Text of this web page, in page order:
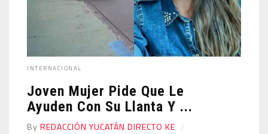
INTERNACIONAL
Joven Mujer Pide Que Le
Ayuden Con Su Llanta Y ...
By REDACCIÓN YUCATÁN DIRECTO KE